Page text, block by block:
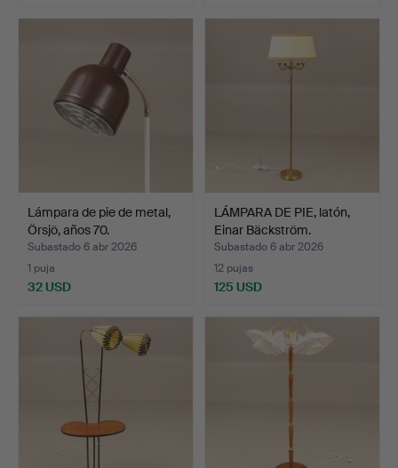
Lámpara de pie de metal,
Örsjö, años 70.
Subastado 6 abr 2026
1 puja
32 USD
LÁMPARA DE PIE, latón,
Einar Bäckström.
Subastado 6 abr 2026
12 pujas
125 USD